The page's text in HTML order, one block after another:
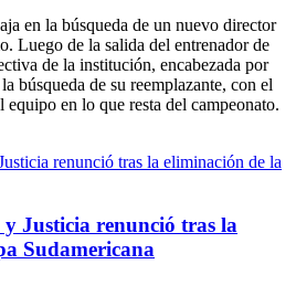
en la búsqueda de un nuevo director
Luego de la salida del entrenador de
de la institución, encabezada por
búsqueda de su reemplazante, con el
en lo que resta del campeonato.
y Justicia renunció tras la
Sudamericana